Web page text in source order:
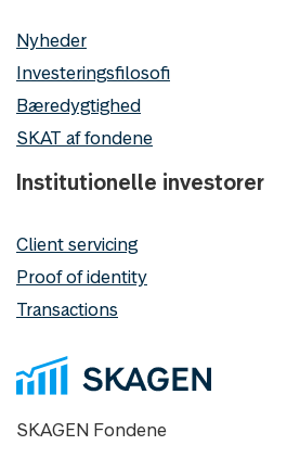
Nyheder
Investeringsfilosofi
Bæredygtighed
SKAT af fondene
Institutionelle investorer
Client servicing
Proof of identity
Transactions
SKAGEN Fondene